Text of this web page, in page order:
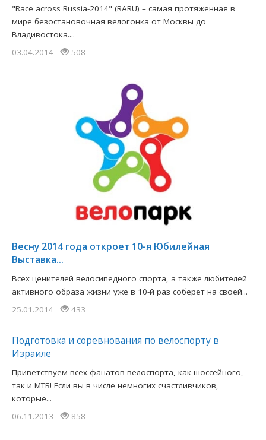
"Race across Russia-2014" (RARU) – самая протяженная в
мире безостановочная велогонка от Москвы до
Владивостока....
03.04.2014
508
Весну 2014 года откроет 10-я Юбилейная
Выставка...
Всех ценителей велосипедного спорта, а также любителей
активного образа жизни уже в 10-й раз соберет на своей...
25.01.2014
433
Подготовка и соревнования по велоспорту в
Израиле
Приветствуем всех фанатов велоспорта, как шоссейного,
так и МТБ! Если вы в числе немногих счастливчиков,
которые...
06.11.2013
858